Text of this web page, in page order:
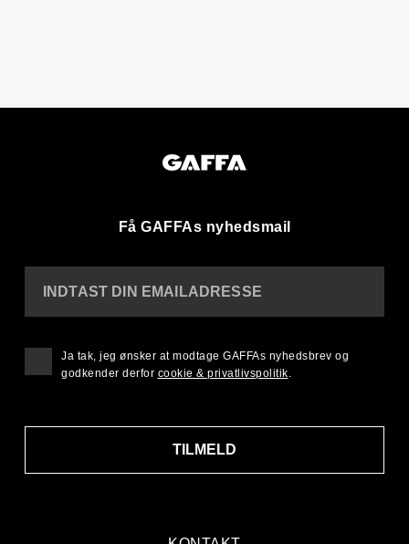
Få GAFFAs nyhedsmail
INDTAST DIN EMAILADRESSE
TILMELD
Ja tak, jeg ønsker at modtage GAFFAs nyhedsbrev og
godkender derfor cookie & privatlivspolitik.